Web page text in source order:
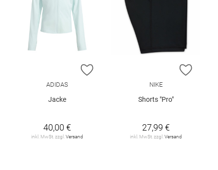
ZUR WUNSCHLISTE HINZUFÜGEN
ADIDAS
Jacke
40,00 €
inkl. MwSt. zzgl.Versand
ZUR
NIKE
Shorts "Pro"
27,99 €
inkl. MwSt. zzgl.Versand